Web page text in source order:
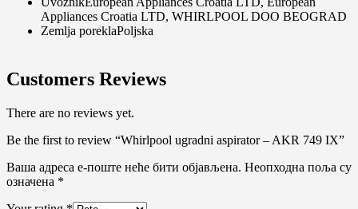
Appliances Croatia LTD, WHIRLPOOL DOO BEOGRAD
Zemlja poreklaPoljska
Customers Reviews
There are no reviews yet.
Be the first to review “Whirlpool ugradni aspirator – AKR 749 IX”
Ваша адреса е-поште неће бити објављена. Неопходна поља су
означена *